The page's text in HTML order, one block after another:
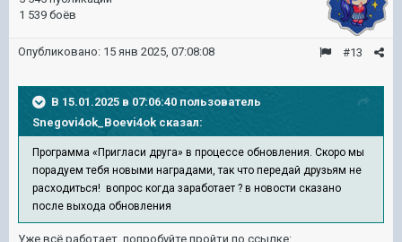
1 539 боёв
#13
Опубликовано: 15 янв 2025, 07:08:08
В 15.01.2025 в 07:06:40 пользователь
Snegovi4ok_Boevi4okсказал:
Программа «Пригласи друга» в процессе обновления. Скоро мы
порадуем тебя новыми наградами, так что передай друзьям не
расходиться! вопрос когда заработает ? в новости сказано
после выхода обновления
Уже всё работает, попробуйте пройти по ссылке: